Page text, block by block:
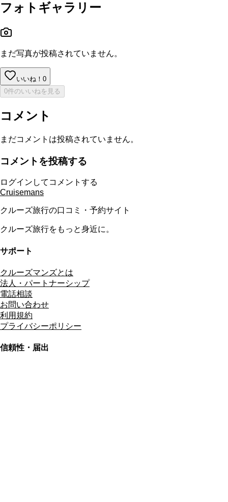
フォトギャラリー
まだ写真が投稿されていません。
いいね！ 0
0件のいいねを見る
コメント
まだコメントは投稿されていません。
コメントを投稿する
ログインしてコメントする
Cruisemans
クルーズ旅行の口コミ・予約サイト
クルーズ旅行をもっと身近に。
サポート
クルーズマンズとは
法人・パートナーシップ
電話相談
お問い合わせ
利用規約
プライバシーポリシー
信頼性・届出